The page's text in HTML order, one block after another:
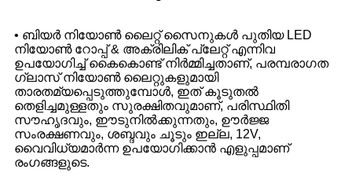
• ബിയർ നിയോൺ ലൈറ്റ് സൈനുകൾ പുതിയ LED
നിയോൺ റോപ്പ് & അക്രിലിക് പ്ലേറ്റ് എന്നിവ
ഉപയോഗിച്ച് കൈകൊണ്ട് നിർമ്മിച്ചതാണ്, പരമ്പരാഗത
ഗ്ലാസ് നിയോൺ ലൈറ്റുകളുമായി
താരതമ്യപ്പെടുത്തുമ്പോൾ, ഇത് കൂടുതൽ
തെളിച്ചമുള്ളതും സുരക്ഷിതവുമാണ്, പരിസ്ഥിതി
സൗഹൃദവും, ഈടുനിൽക്കുന്നതും, ഊർജ്ജ
സംരക്ഷണവും, ശബ്ദവും ചൂടും ഇല്ല, 12V,
വൈവിധ്യമാർന്ന ഉപയോഗിക്കാൻ എളുപ്പമാണ്
രംഗങ്ങളുടെ.